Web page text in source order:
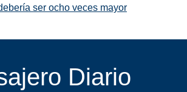
ser ocho veces mayor
Diario